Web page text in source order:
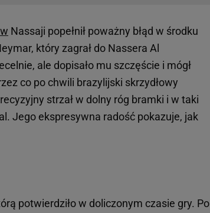
Nassaji popełnił poważny błąd w środku
który zagrał do Nassera Al
ale dopisało mu szczęście i mógł
co po chwili brazylijski skrzydłowy
strzał w dolny róg bramki i w taki
Jego ekspresywna radość pokazuje, jak
potwierdziło w doliczonym czasie gry. Po